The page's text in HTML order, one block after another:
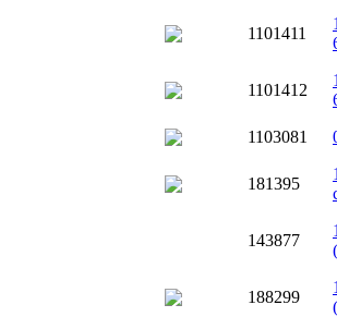
1101411
1101412
1103081
181395
143877
188299